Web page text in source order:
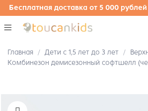
Бесплатная доставка от 5 000
Главная Дети с 1,5 лет до 3 лет
Комбинезон демисезонный софтшелл